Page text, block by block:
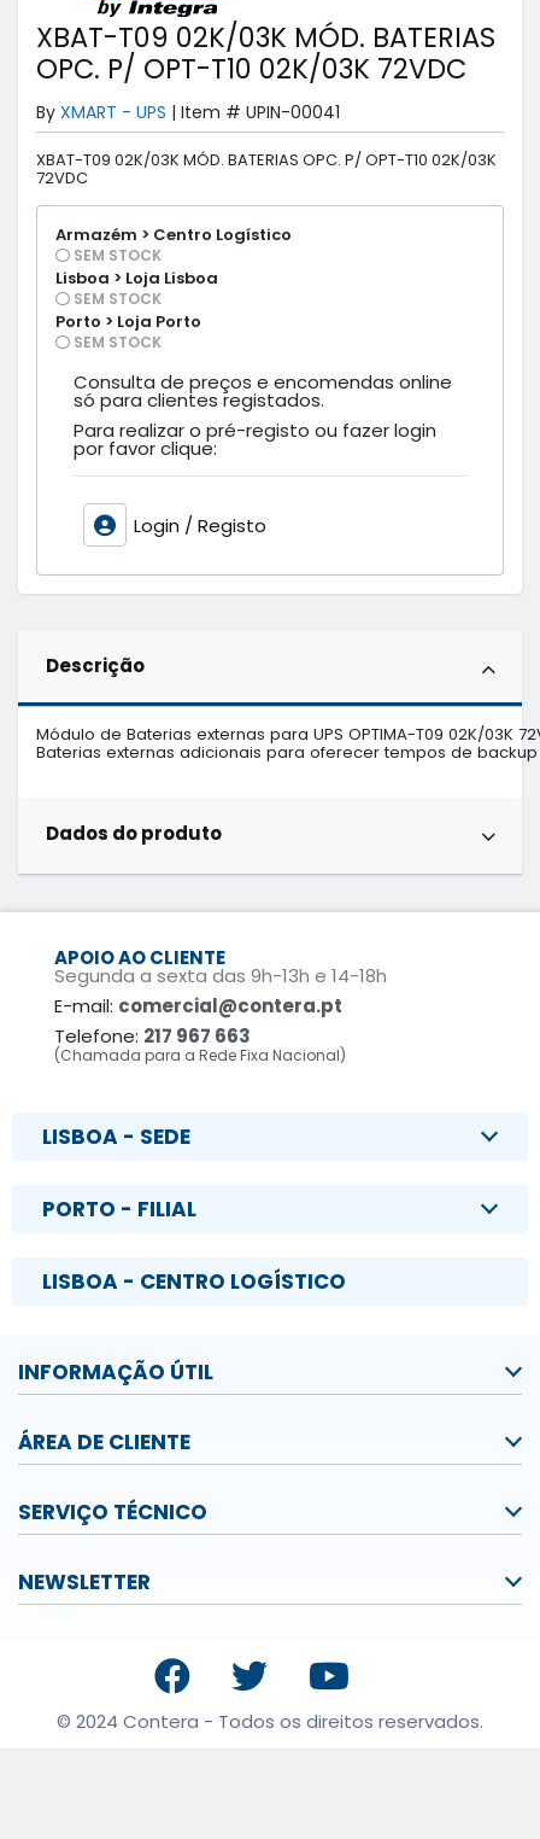
XBAT-T09 02K/03K MÓD. BATERIAS
OPC. P/ OPT-T10 02K/03K 72VDC
By XMART - UPS | Item # UPIN-00041
XBAT-T09 02K/03K MÓD. BATERIAS OPC. P/ OPT-T10 02K/03K
72VDC
Armazém > Centro Logístico
SEM STOCK
Lisboa > Loja Lisboa
SEM STOCK
Porto > Loja Porto
SEM STOCK
Consulta de preços e encomendas online
só para clientes registados.
Para realizar o pré-registo ou fazer login
por favor clique:
Login / Registo
Descrição
Módulo de Baterias externas para UPS OPTIMA-T09 02K/03K
Baterias externas adicionais para oferecer tempos de
Dados do produto
APOIO AO CLIENTE
Segunda a sexta das 9h-13h e 14-18h
E-mail: comercial@contera.pt
Telefone: 217 967 663
(Chamada para a Rede Fixa Nacional)
LISBOA - SEDE
PORTO - FILIAL
LISBOA - CENTRO LOGÍSTICO
INFORMAÇÃO ÚTIL
ÁREA DE CLIENTE
SERVIÇO TÉCNICO
NEWSLETTER
© 2024 Contera - Todos os direitos reservados.